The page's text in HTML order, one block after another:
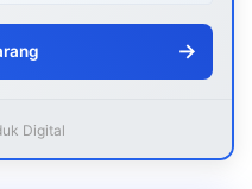
→
Digital